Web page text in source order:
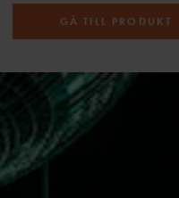
GÅ TILL PRODUKT